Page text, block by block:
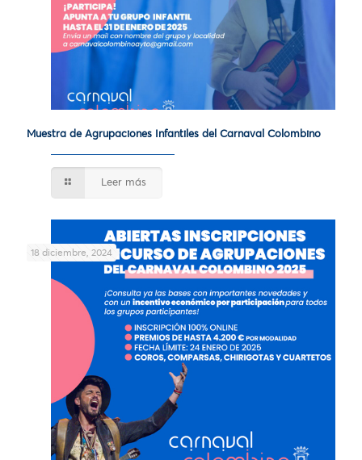
Muestra de Agrupaciones Infantiles del Carnaval Colombino
Leer más
18 diciembre, 2024